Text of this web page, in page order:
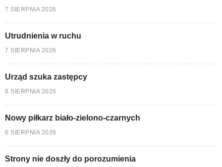
7 SIERPNIA 2026
Utrudnienia w ruchu
7 SIERPNIA 2026
Urząd szuka zastępcy
6 SIERPNIA 2026
Nowy piłkarz biało-zielono-czarnych
6 SIERPNIA 2026
Strony nie doszły do porozumienia